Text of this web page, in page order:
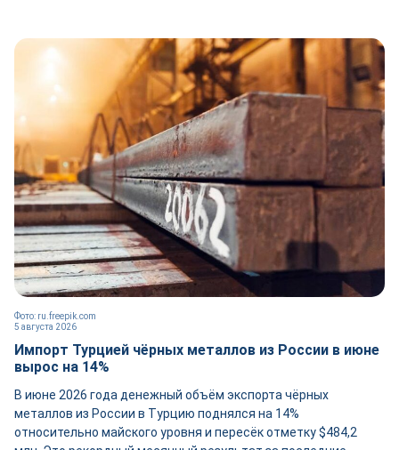
5 августа 2026
Фото: ru.freepik.com
Импорт Турцией чёрных металлов из России в июне
вырос на 14%
В июне 2026 года денежный объём экспорта чёрных
металлов из России в Турцию поднялся на 14%
относительно майского уровня и пересёк отметку $484,2